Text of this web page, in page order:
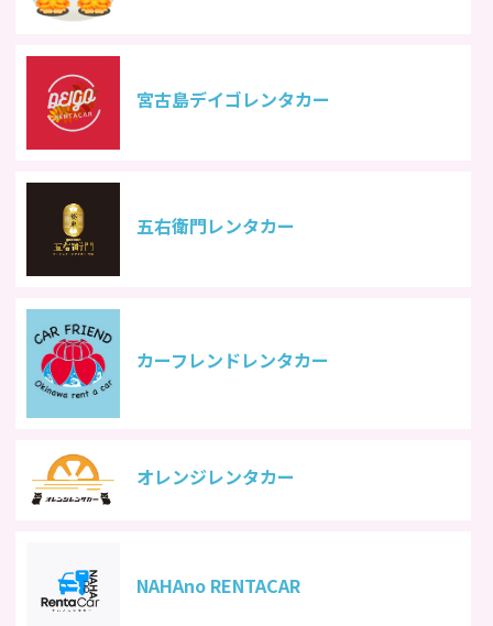
宮古島デイゴレンタカー
五右衛門レンタカー
カーフレンドレンタカー
オレンジレンタカー
NAHAno RENTACAR